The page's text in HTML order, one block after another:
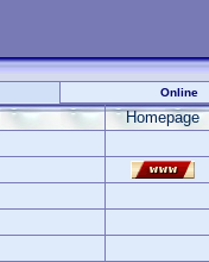
Online
Homepage